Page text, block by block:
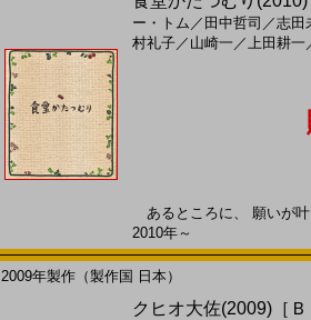
ー・トム ／ 田中哲司 ／志田
村礼子／ 山崎一 ／上田耕一
あるところに、 願いが
2010年～
2009年製作（製作国 日本）
クヒオ大佐(2009)［